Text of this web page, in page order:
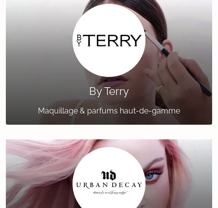
By Terry
Maquillage & parfums haut-de-gamme